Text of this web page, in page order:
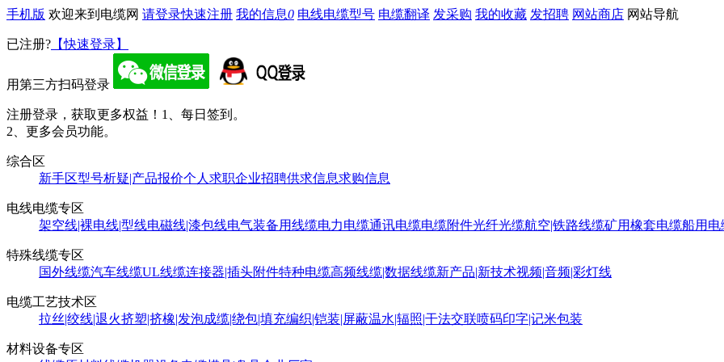
手机版 欢迎来到电缆网 请登录快速注册 我的信息0 电线电缆型号 电缆翻译 发采购 我的收藏 发招聘 网站商店 网站导航
已注册? 【快速登录】
用第三方扫码登录
注册登录，获取更多权益！ 1、每日签到。
2、更多会员功能。
综合区
新手区型号析疑|产品报价个人求职企业招聘供求信息求购信息
电线电缆专区
架空线|裸电线|型线电磁线|漆包线电气装备用线缆电力电缆通讯电缆电缆附件光纤光缆航空|铁路线缆矿用橡套电缆船用电
特殊线缆专区
国外线缆汽车线缆UL线缆连接器|插头附件特种电缆高频线缆|数据线缆新产品|新技术视频|音频|彩灯线
电缆工艺技术区
拉丝|绞线|退火挤塑|挤橡|发泡成缆|绕包|填充编织|铠装|屏蔽温水|辐照|干法交联喷码印字|记米包装
材料设备专区